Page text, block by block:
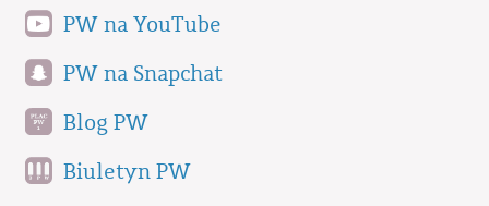
PW na YouTube
PW na Snapchat
Blog PW
Biuletyn PW